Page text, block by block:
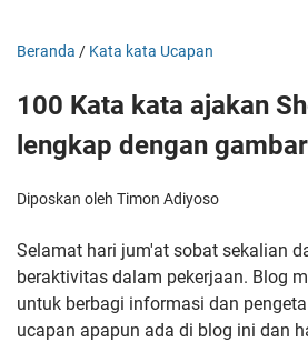
Beranda / Kata kata Ucapan
100 Kata kata ajakan
lengkap dengan
Diposkan oleh Timon Adiyoso
Selamat hari jum'at sobat sekalian
beraktivitas dalam pekerjaan. Blog
untuk berbagi informasi dan
ucapan apapun ada di blog ini dan